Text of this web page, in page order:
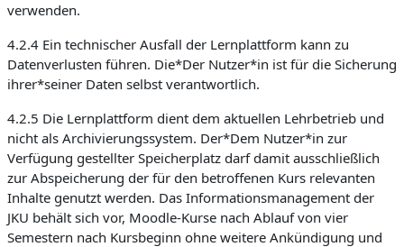
verwenden.
4.2.4 Ein technischer Ausfall der Lernplattform kann zu
Datenverlusten führen. Die*Der Nutzer*in ist für die Sicherung
ihrer*seiner Daten selbst verantwortlich.
4.2.5 Die Lernplattform dient dem aktuellen Lehrbetrieb und
nicht als Archivierungssystem. Der*Dem Nutzer*in zur
Verfügung gestellter Speicherplatz darf damit ausschließlich
zur Abspeicherung der für den betroffenen Kurs relevanten
Inhalte genutzt werden. Das Informationsmanagement der
JKU behält sich vor, Moodle-Kurse nach Ablauf von vier
Semestern nach Kursbeginn ohne weitere Ankündigung und